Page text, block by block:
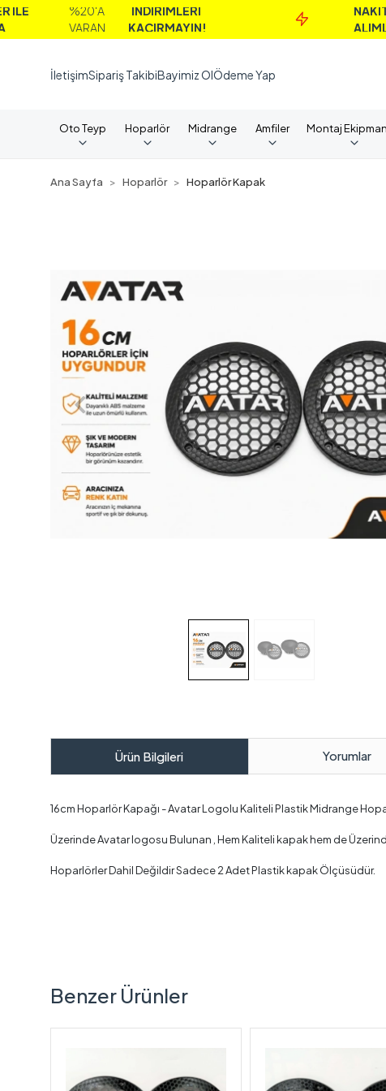
%20'A
İNDİRİMLERİ
KAÇIRMAYIN!
NAKİT
ALIMLARDA
İletişimSipariş TakibiBayimiz OlÖdeme Yap
Oto Teyp Hoparlör Midrange Amfiler Montaj
Ana Sayfa Hoparlör Hoparlör Kapak
Ürün Bilgileri Yorumlar
16cm Hoparlör Kapağı - Avatar Logolu Kaliteli Plastik Midrange
Üzerinde Avatar logosu Bulunan , Hem Kaliteli kapak hem de
Hoparlörler Dahil Değildir Sadece 2 Adet Plastik kapak Ölçüsüdür.
Benzer Ürünler